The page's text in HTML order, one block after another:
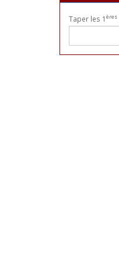
Taper les 1 ères